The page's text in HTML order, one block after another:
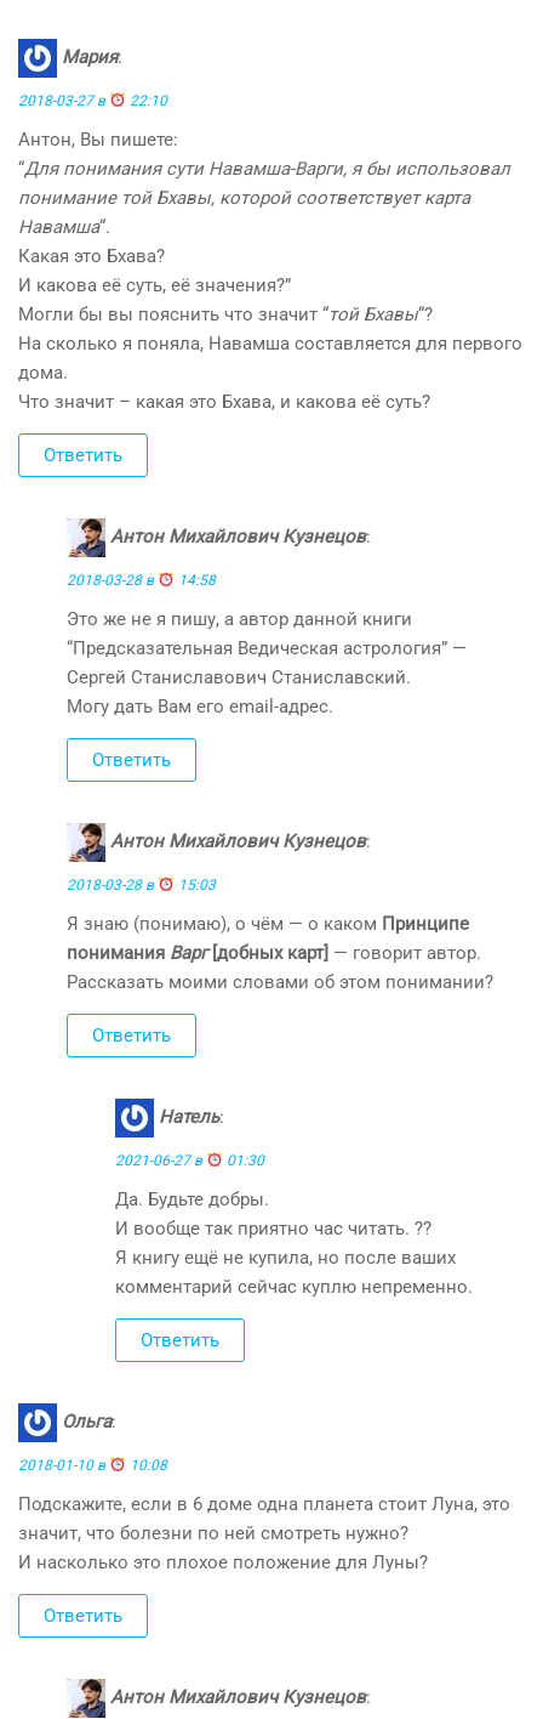
Мария:
2018-03-27 в 22:10
Антон, Вы пишете:
“Для понимания сути Навамша-Варги, я бы использовал
понимание той Бхавы, которой соответствует карта
Навамша“.
Какая это Бхава?
И какова её суть, её значения?”
Могли бы вы пояснить что значит “той Бхавы“?
На сколько я поняла, Навамша составляется для первого
дома.
Что значит – какая это Бхава, и какова её суть?
Ответить
Антон Михайлович Кузнецов:
2018-03-28 в 14:58
Это же не я пишу, а автор данной книги
“Предсказательная Ведическая астрология” —
Сергей Станиславович Станиславский.
Могу дать Вам его email-адрес.
Ответить
Антон Михайлович Кузнецов:
2018-03-28 в 15:03
Я знаю (понимаю), о чём — о каком Принципе
понимания Варг[добных карт] — говорит автор.
Рассказать моими словами об этом понимании?
Ответить
Натель:
2021-06-27 в 01:30
Да. Будьте добры.
И вообще так приятно час читать. ??
Я книгу ещё не купила, но после ваших
комментарий сейчас куплю непременно.
Ответить
Ольга:
2018-01-10 в 10:08
Подскажите, если в 6 доме одна планета стоит Луна, это
значит, что болезни по ней смотреть нужно?
И насколько это плохое положение для Луны?
Ответить
Антон Михайлович Кузнецов: